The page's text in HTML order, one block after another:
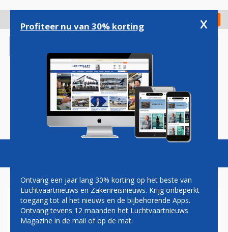
gaan
Check in
Magazine Podcasts Vacatures
FUSIE
Profiteer nu van 30% korting x
Ontvang een jaar lang 30% korting op het beste van
Luchtvaartnieuws en Zakenreisnieuws. Krijg onbeperkt
toegang tot al het nieuws en de bijbehorende Apps.
Ontvang tevens 12 maanden het Luchtvaartnieuws
Magazine in de mail of op de mat.